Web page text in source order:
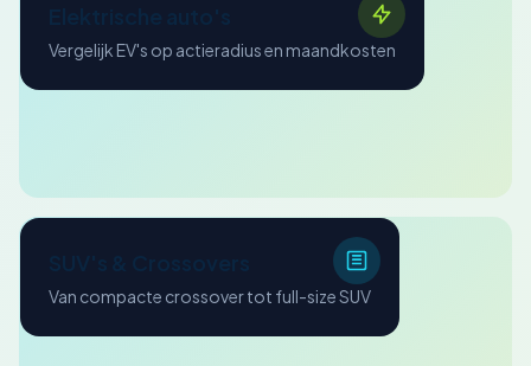
Vergelijk EV's op actieradius en maandkosten
Van compacte crossover tot full-size SUV